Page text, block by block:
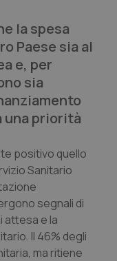
la spesa
Paese sia al
e, per
sia
una priorità
positivo quello
Sanitario
segnali di
attesa e la
Il 46% degli
ma ritiene